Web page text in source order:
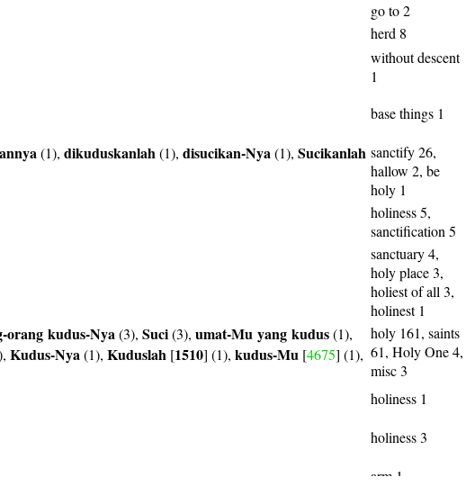
go to 2
herd 8
without descent
1
base things 1
(1), dikuduskanlah(1), disucikan-Nya(1), Sucikanlah sanctify 26,
hallow 2, be
holy 1
holiness 5,
sanctification 5
sanctuary 4,
holy place 3,
holiest of all 3,
holinest 1
orang kudus-Nya(3), Suci(3), umat-Mu yang kudus(1),
Kudus-Nya(1), Kuduslah [1510] (1), kudus-Mu [4675] (1),
holy 161, saints
61, Holy One 4,
misc 3
holiness 1
holiness 3
arm 1